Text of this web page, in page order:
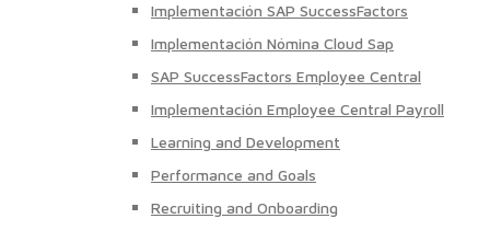
Implementación SAP SuccessFactors
Implementación Nómina Cloud Sap
SAP SuccessFactors Employee Central
Implementación Employee Central Payroll
Learning and Development
Performance and Goals
Recruiting and Onboarding